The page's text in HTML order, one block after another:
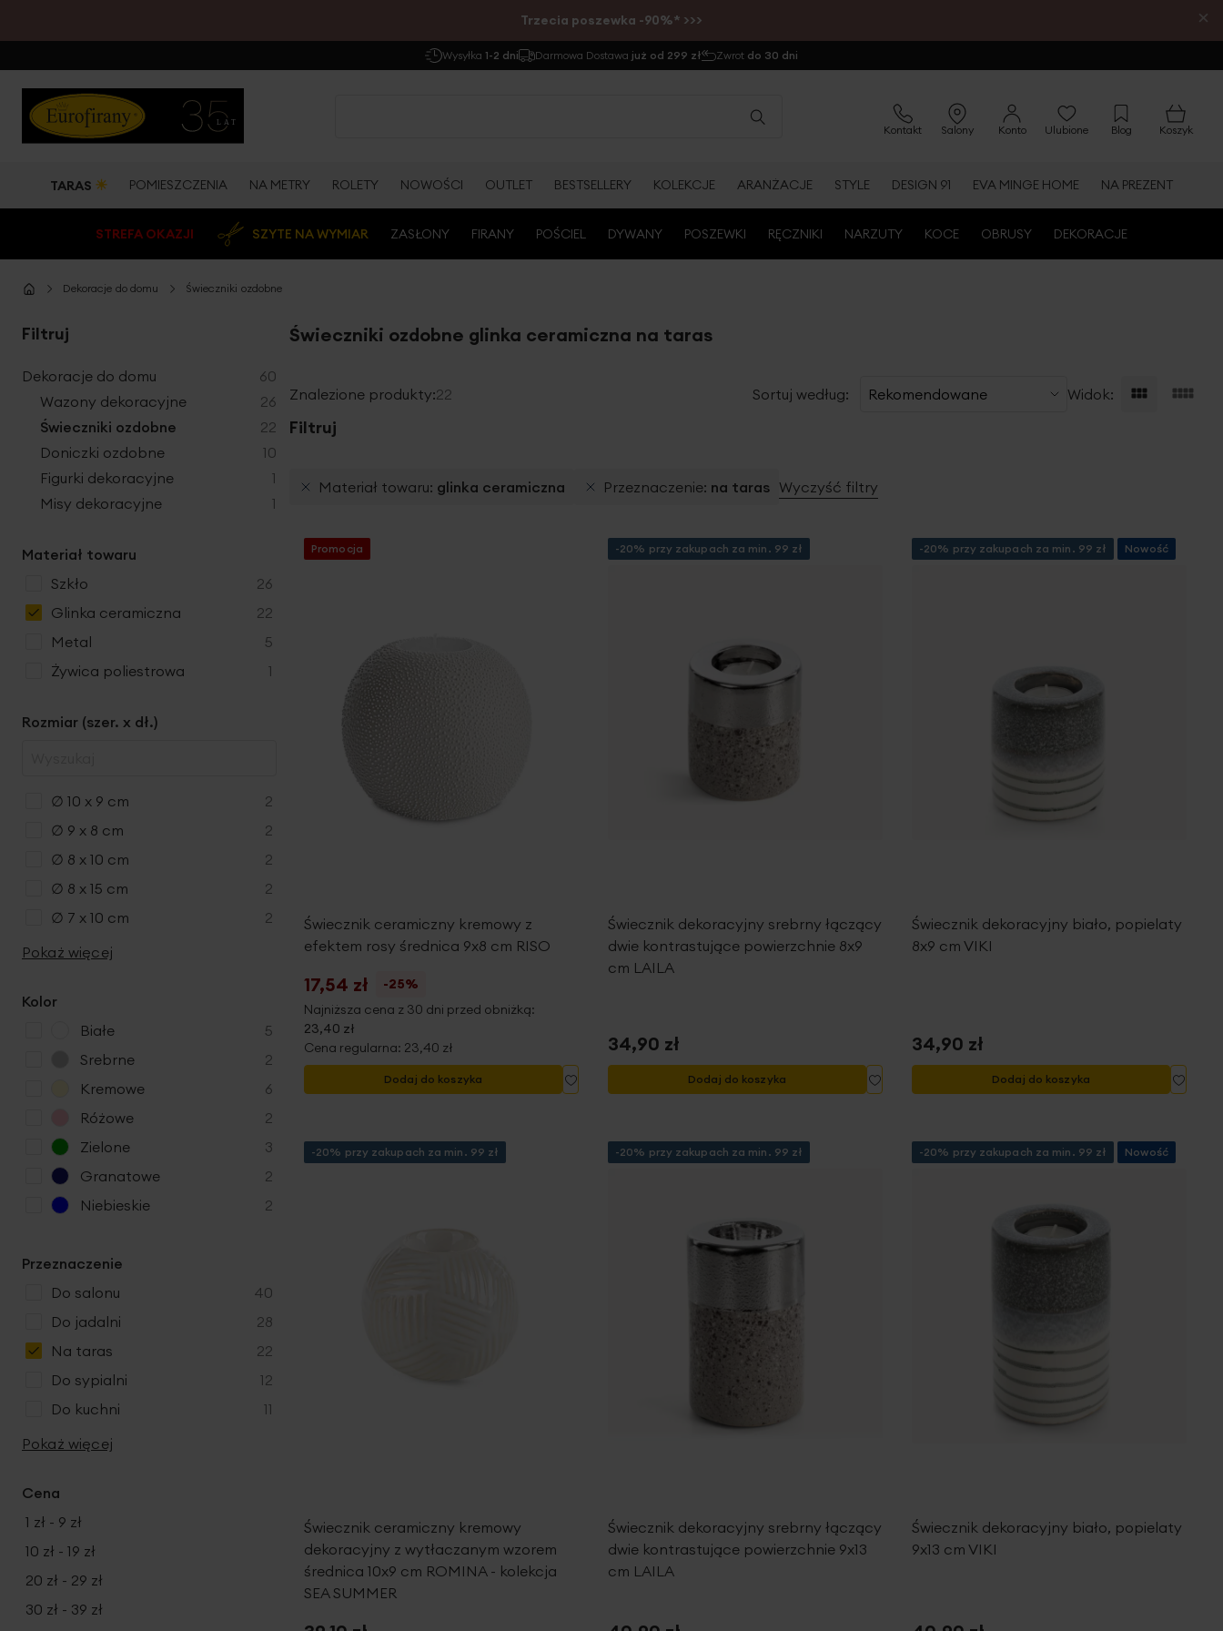
Trzecia poszewka -90%* >>> ×
Wysyłka 1-2 dni Darmowa Dostawa już od 299 zł Zwrot do 30 dni
Kontakt Salony Konto Ulubione Blog Koszyk
TARAS ☀ POMIESZCZENIA NA METRY ROLETY NOWOŚCI OUTLET BESTSELLERY KOLEKCJE ARANŻACJE STYLE DESIGN 91 EVA MINGE HOME NA PREZENT
STREFA OKAZJI SZYTE NA WYMIAR ZASŁONY FIRANY POŚCIEL DYWANY POSZEWKI RĘCZNIKI NARZUTY KOCE OBRUSY DEKORACJE
Dekoracje do domu Świeczniki ozdobne
Świeczniki ozdobne glinka ceramiczna na taras
Znalezione produkty:22 Sortuj według: Widok:
Filtruj
Materiał towaru glinka ceramiczna Przeznaczenie na taras Wyczyść filtry
Promocja
Świecznik ceramiczny kremowy z
efektem rosy średnica 9x8 cm RISO
17,54 zł
-25%
Najniższa cena z 30 dni przed obniżką:
23,40 zł
Cena regularna: 23,40 zł
Dodaj do koszyka
do
-20% przy zakupach za min. 99 zł
Świecznik dekoracyjny srebrny łączący
dwie kontrastujące powierzchnie 8x9
cm LAILA
34,90 zł
Dodaj do koszyka
do
-20% przy zakupach za min. 99 zł Nowość
Świecznik dekoracyjny biało, popielaty
8x9 cm VIKI
34,90 zł
Dodaj do koszyka
Dodaj
do
-20% przy zakupach za min. 99 zł
Świecznik ceramiczny kremowy
dekoracyjny z wytłaczanym wzorem
średnica 10x9 cm ROMINA - kolekcja
SEA SUMMER
-20% przy zakupach za min. 99 zł
Świecznik dekoracyjny srebrny łączący
dwie kontrastujące powierzchnie 9x13
cm LAILA
-20% przy zakupach za min. 99 zł Nowość
Świecznik dekoracyjny biało, popielaty
9x13 cm VIKI
Filtruj
Dekoracje do domu 60
produkty
Wazony dekoracyjne
26
produkty
Świeczniki ozdobne
22
produkty
Doniczki ozdobne
10
produkty
Figurki dekoracyjne
1produkt
Misy dekoracyjne
1produkt
Materiał towaru
szkło
26
produkty
glinka ceramiczna
22
produkty
metal
5
produkty
żywica poliestrowa
1produkt
Rozmiar (szer. x dł.)
∅ 10 x 9 cm 2
produkty
∅ 9 x 8 cm
2
produkty
∅ 8 x 10 cm
2
produkty
∅ 8 x 15 cm
2
produkty
∅ 7 x 10 cm
2
produkty
Pokaż więcej
Kolor
Białe
5
p
r
d
u
k
y
Srebrne 2
p
r
d
u
k
y
Kremowe 6
p
r
d
u
k
Różowe 2
p
r
d
u
y
Zielone 3
p
r
d
y
Granatowe 2
p
r
u
y
Niebieskie 2
p
d
u
y
Przeznaczenie
do salonu
40
produkty
do jadalni
28
produkty
na taras
22
produkty
do sypialni
12
produkty
do kuchni
11
produkty
Pokaż więcej
Cena
1 zł - 9 zł
10 zł - 19 zł
20 zł - 29 zł
30 zł - 39 zł